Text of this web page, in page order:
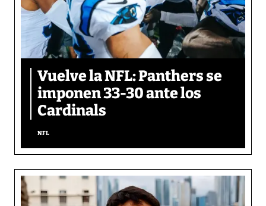
Vuelve la NFL: Panthers se
imponen 33-30 ante los
Cardinals
NFL